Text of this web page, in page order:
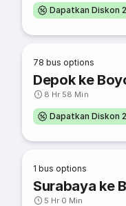
Dapatkan Diskon
78 bus options
Depok ke
8 Hr 58 Min
Dapatkan Diskon
1 bus options
Surabaya ke
5 Hr 0 Min